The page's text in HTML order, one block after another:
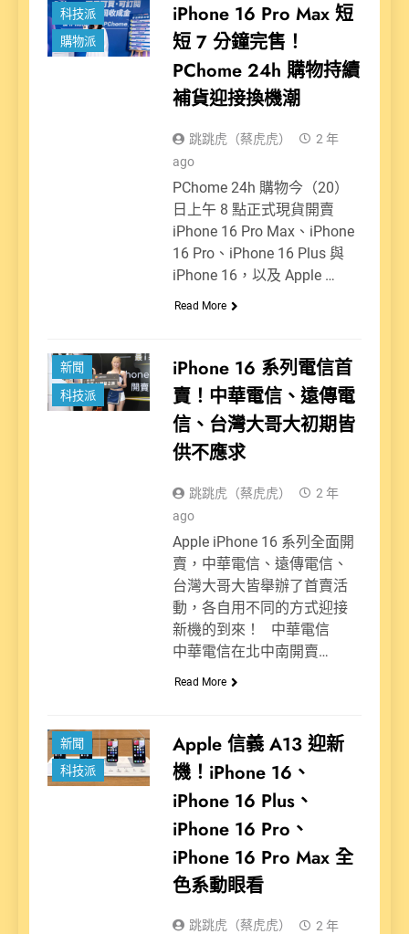
科技派
購物派
iPhone 16 Pro Max 短
短 7 分鐘完售！
PChome 24h 購物持續
補貨迎接換機潮
跳跳虎（蔡虎虎）
2 年
ago
PChome 24h 購物今（20）
日上午 8 點正式現貨開賣
iPhone 16 Pro Max、iPhone
16 Pro、iPhone 16 Plus 與
iPhone 16，以及 Apple …
Read More
新聞
科技派
iPhone 16 系列電信首
賣！中華電信、遠傳電
信、台灣大哥大初期皆
供不應求
跳跳虎（蔡虎虎）
2 年
ago
Apple iPhone 16 系列全面開
賣，中華電信、遠傳電信、
台灣大哥大皆舉辦了首賣活
動，各自用不同的方式迎接
新機的到來！ 中華電信
中華電信在北中南開賣…
Read More
新聞
科技派
Apple 信義 A13 迎新
機！iPhone 16、
iPhone 16 Plus、
iPhone 16 Pro、
iPhone 16 Pro Max 全
色系動眼看
跳跳虎（蔡虎虎）
2 年